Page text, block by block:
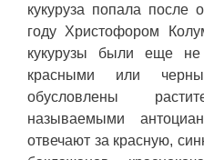
кукуруза попала после
году Христофором
кукурузы были еще
красными или
обусловлены
называемыми
отвечают за красную,